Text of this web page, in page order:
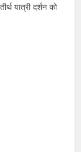
यात्री दर्शन को